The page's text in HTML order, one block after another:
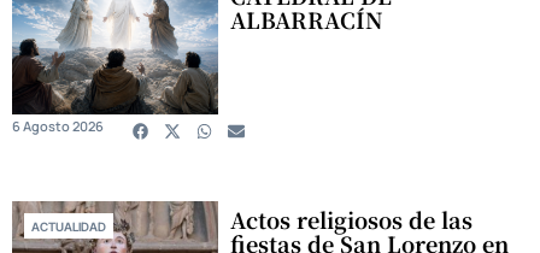
ALBARRACÍN
6 Agosto 2026
ACTUALIDAD Actos religiosos de las
fiestas de San Lorenzo en